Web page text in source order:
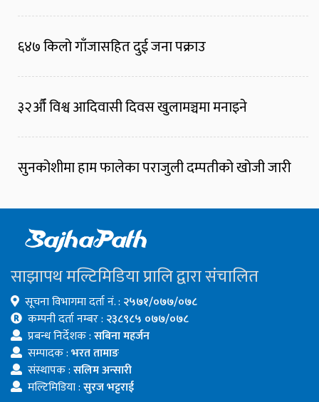
६४७ किलो गाँजासहित दुई जना पक्राउ
३२औँ विश्व आदिवासी दिवस खुलामञ्चमा मनाइने
सुनकोशीमा हाम फालेका पराजुली दम्पतीको खोजी जारी
साझापथ मल्टिमिडिया प्रालि द्वारा संचालित
सूचना विभागमा दर्ता नं. : २५७१/०७७/०७८
कम्पनी दर्ता नम्बर : २३८९८५ ०७७/०७८
प्रबन्ध निर्देशक :सबिना महर्जन
सम्पादक :भरत तामाङ
संस्थापक :सलिम अन्सारी
मल्टिमिडिया :सुरज भट्टराई